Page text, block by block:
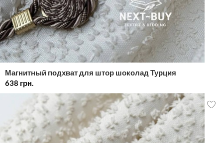
Магнитный подхват для штор шоколад Турция
638 грн.